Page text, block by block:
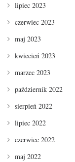
lipiec 2023
czerwiec 2023
maj 2023
kwiecień 2023
marzec 2023
październik 2022
sierpień 2022
lipiec 2022
czerwiec 2022
maj 2022